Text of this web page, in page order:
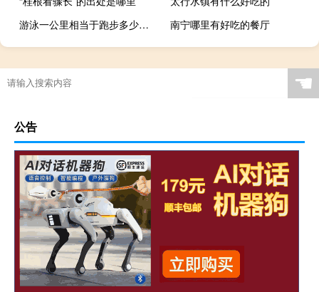
游泳一公里相当于跑步多少公里
南宁哪里有好吃的餐厅
☚
公告